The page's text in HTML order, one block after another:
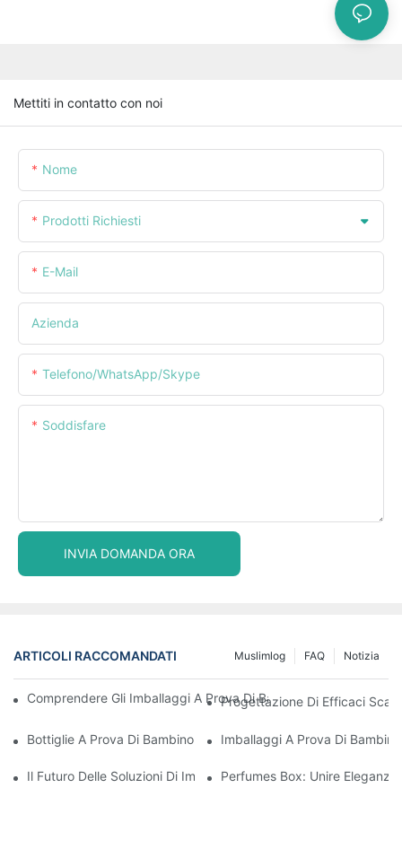
Mettiti in contatto con noi
Nome
Prodotti Richiesti
E-Mail
Azienda
Telefono/WhatsApp/Skype
Soddisfare
INVIA DOMANDA ORA
ARTICOLI RACCOMANDATI Notizia
FAQ
Muslimlog
Comprendere Gli Imballaggi A Prova Di Bambino: Garantire La
Progettazione Di Efficaci
Bottiglie A Prova Di Bambino: Cosa Devi Sapere Per Essere
Imballaggi A Prova Di
Il Futuro Delle Soluzioni Di Imballaggio A Prova Di Bambino
Perfumes Box: Unire Eleganza